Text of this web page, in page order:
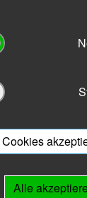
Cookies
Alle